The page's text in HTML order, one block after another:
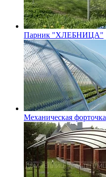
Парник "ХЛЕБНИЦА"
Механическая форточка